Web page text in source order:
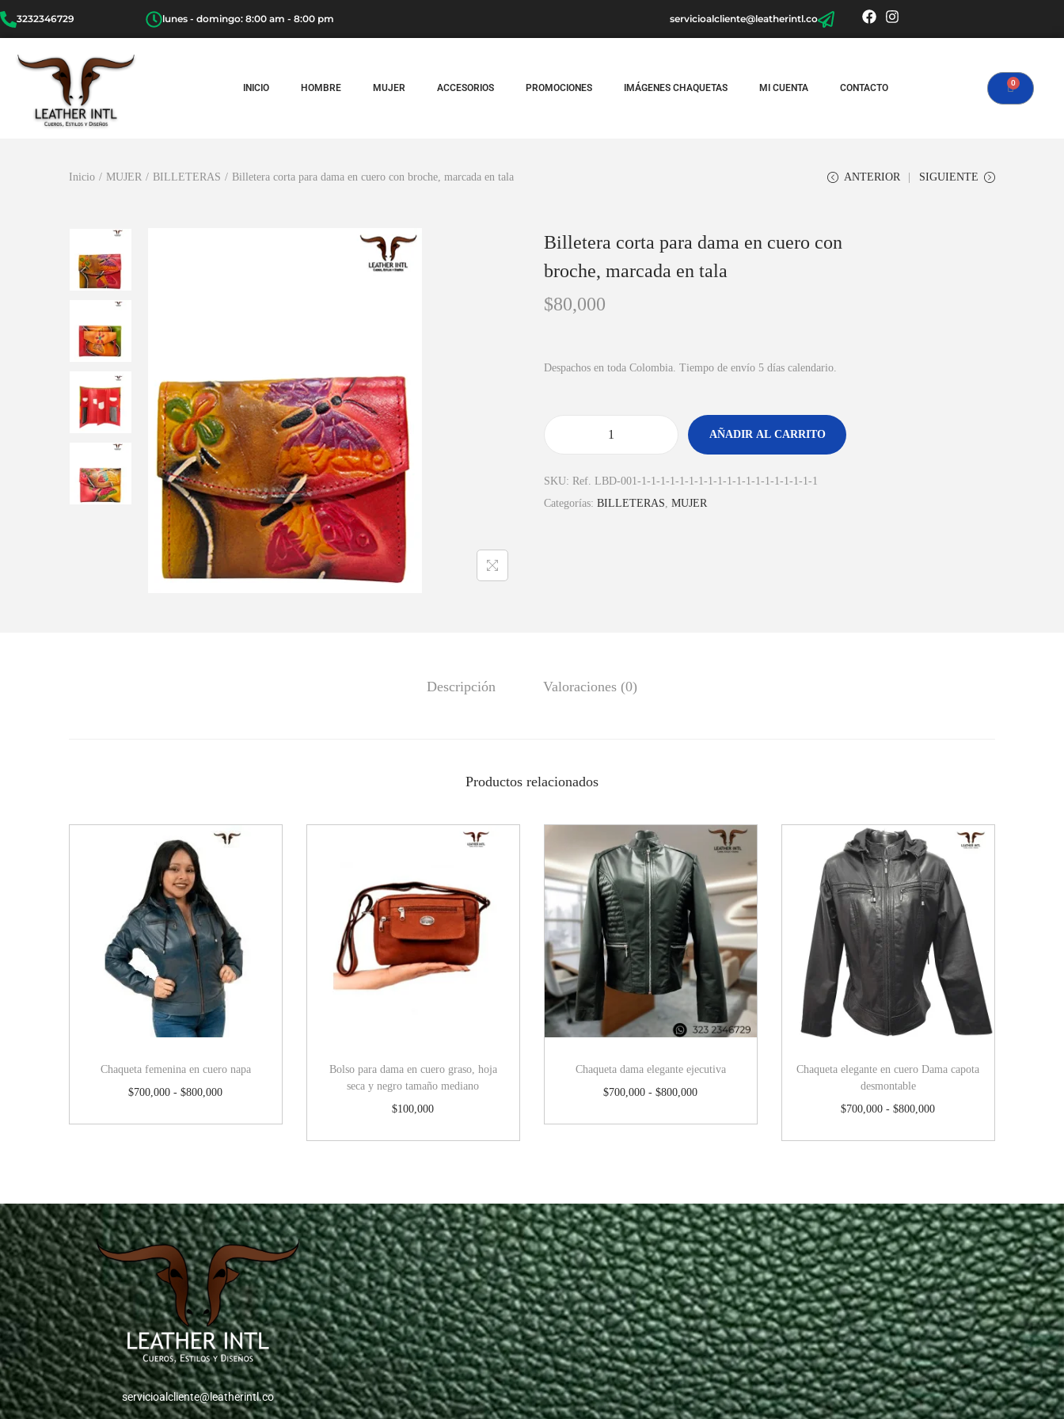
3232346729 lunes - domingo: 8:00 am - 8:00 pm servicioalcliente@leatherintl.co
INICIO HOMBRE MUJER ACCESORIOS PROMOCIONES IMÁGENES CHAQUETAS MI CUENTA CONTACTO
Inicio / MUJER / BILLETERAS / Billetera corta para dama en cuero con broche, marcada en tala ANTERIOR SIGUIENTE
Billetera corta para dama en cuero con
broche, marcada en tala
$80,000
Despachos en toda Colombia. Tiempo de envío 5 días calendario.
AÑADIR AL CARRITO
SKU: Ref. LBD-001-1-1-1-1-1-1-1-1-1-1-1-1-1-1-1-1-1-1-1
Categorías: BILLETERAS MUJER
Descripción Valoraciones (0)
Productos relacionados
Chaqueta femenina en cuero napa
$700,000 - $800,000
Bolso para dama en cuero graso, hoja
seca y negro tamaño mediano
$100,000
Chaqueta dama elegante ejecutiva
$700,000 - $800,000
Chaqueta elegante en cuero Dama capota
desmontable
$700,000 - $800,000
servicioalcliente@leatherintl.co